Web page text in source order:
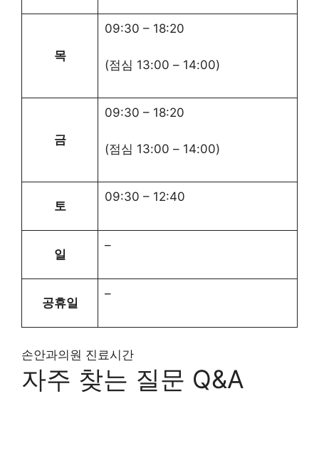
목
09:30 – 18:20
(점심 13:00 – 14:00)
금
09:30 – 18:20
(점심 13:00 – 14:00)
토
09:30 – 12:40
일
–
공휴일
–
손안과의원 진료시간
자주 찾는 질문 Q&A